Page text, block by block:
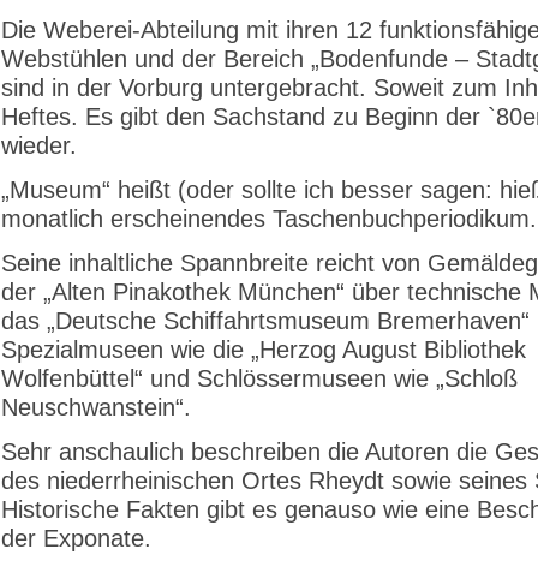
Die Weberei-Abteilung mit ihren 12
Webstühlen und der Bereich „Bodenfunde –
sind in der Vorburg untergebracht. Soweit zum
Heftes. Es gibt den Sachstand zu Beginn der
wieder.
„Museum“ heißt (oder sollte ich besser sagen:
monatlich erscheinendes Taschenbuchperiodikum.
Seine inhaltliche Spannbreite reicht von
der „Alten Pinakothek München“ über technische
das „Deutsche Schiffahrtsmuseum Bremerhaven“
Spezialmuseen wie die „Herzog August Bibliothek
Wolfenbüttel“ und Schlössermuseen wie „Schloß
Neuschwanstein“.
Sehr anschaulich beschreiben die Autoren die
des niederrheinischen Ortes Rheydt sowie seines
Historische Fakten gibt es genauso wie eine
der Exponate.